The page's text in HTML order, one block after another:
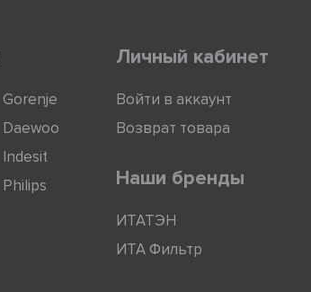
Gorenje
Daewoo
Indesit
Philips
Личный кабинет
Войти в аккаунт
Возврат товара
Наши бренды
ИТАТЭН
ИТА Фильтр